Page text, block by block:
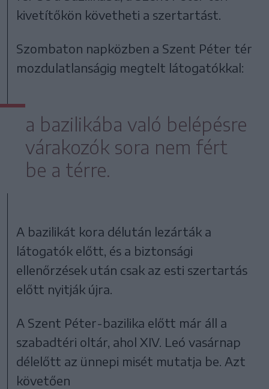
kivetítőkön követheti a szertartást.
Szombaton napközben a Szent Péter tér
mozdulatlanságig megtelt látogatókkal:
a bazilikába való belépésre
várakozók sora nem fért
be a térre.
A bazilikát kora délután lezárták a
látogatók előtt, és a biztonsági
ellenőrzések után csak az esti szertartás
előtt nyitják újra.
A Szent Péter-bazilika előtt már áll a
szabadtéri oltár, ahol XIV. Leó vasárnap
délelőtt az ünnepi misét mutatja be. Azt
követően